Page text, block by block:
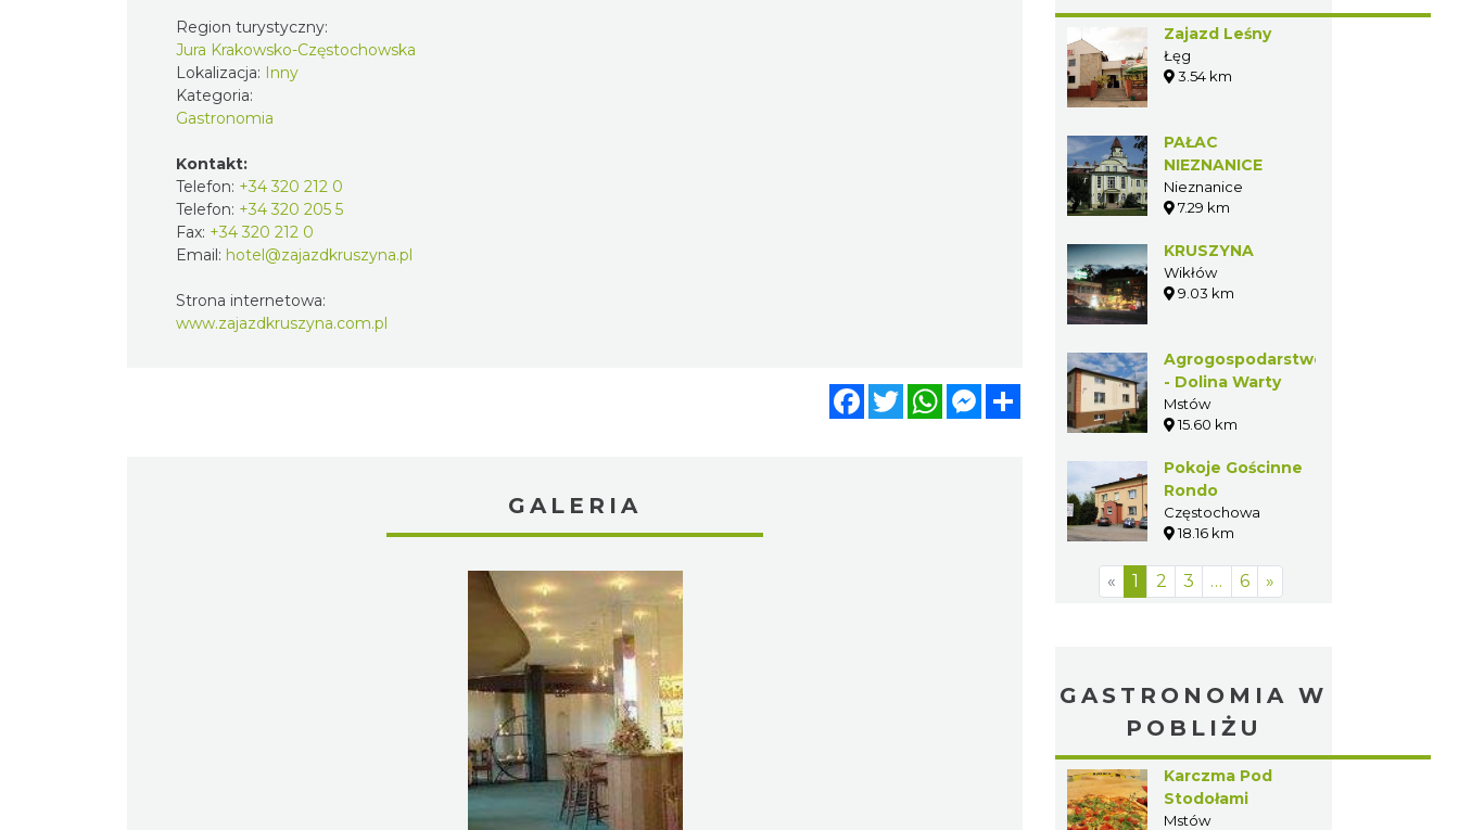
Region turystyczny:
Jura Krakowsko-Częstochowska
Lokalizacja: Inny
Kategoria:
Gastronomia
Kontakt:
Telefon: +34 320 212 0
Telefon: +34 320 205 5
Fax: +34 320 212 0
Email: hotel@zajazdkruszyna.pl
Strona internetowa:
www.zajazdkruszyna.com.pl
FacebookTwitterWhatsAppMessenger
Share
GALERIA
Zajazd Leśny
Łęg
3.54 km
PAŁAC
NIEZNANICE
Nieznanice
7.29 km
KRUSZYNA
Wikłów
9.03 km
Agrogospodarstwo
- Dolina Warty
Mstów
15.60 km
Pokoje Gościnne
Rondo
Częstochowa
18.16 km
« 1 2 3 … 6 »
GASTRONOMIA W
POBLIŻU
Karczma Pod
Stodołami
Mstów